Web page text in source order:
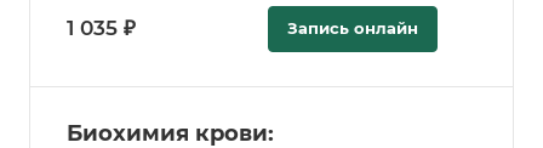
1 035 ₽ Запись онлайн
Биохимия крови: